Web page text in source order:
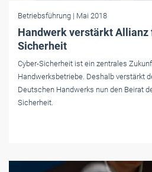
Betriebsführung | Mai 2018
Handwerk verstärkt Allianz
Sicherheit
Cyber-Sicherheit ist ein zentrales
Handwerksbetriebe. Deshalb verstärkt
Deutschen Handwerks nun den Beirat
Sicherheit.